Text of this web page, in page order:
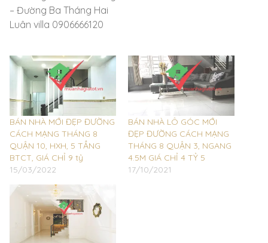
– Đường Ba Tháng Hai
Luân villa 0906666120
BÁN NHÀ MỚI ĐẸP ĐƯỜNG
CÁCH MẠNG THÁNG 8
QUẬN 10, HXH, 5 TẦNG
BTCT, GIÁ CHỈ 9 tỷ
15/03/2022
BÁN NHÀ LÔ GÓC MỚI
ĐẸP ĐƯỜNG CÁCH MẠNG
THÁNG 8 QUẬN 3, NGANG
4.5M GIÁ CHỈ 4 TỶ 5
17/10/2021